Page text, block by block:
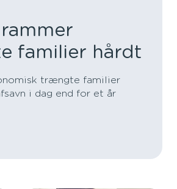
familier hårdt
trængte familier
i dag end for et år